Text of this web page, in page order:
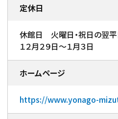
定休日
休館日 火曜日・祝日の翌平
１２月２９日～１月３日
ホームページ
https://www.yonago-